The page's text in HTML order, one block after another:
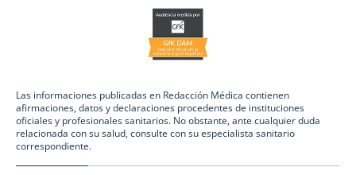
Las informaciones publicadas en Redacción Médica contienen
afirmaciones, datos y declaraciones procedentes de instituciones
oficiales y profesionales sanitarios. No obstante, ante cualquier duda
relacionada con su salud, consulte con su especialista sanitario
correspondiente.